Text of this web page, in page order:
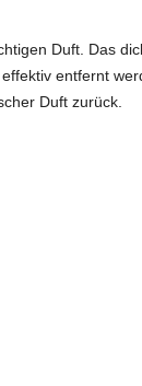
Duft. Das
entfernt
Duft zurück.